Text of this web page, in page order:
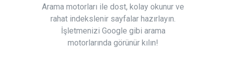
Arama motorları ile dost, kolay okunur ve
rahat indekslenir sayfalar hazırlayın.
İşletmenizi Google gibi arama
motorlarında görünür kılın!